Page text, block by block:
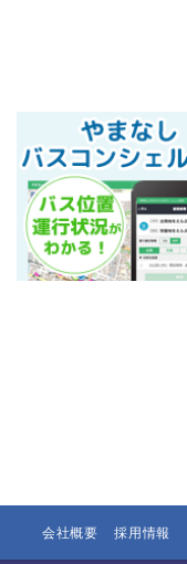
会社概要 採用情報